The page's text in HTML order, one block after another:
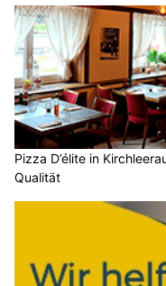
Pizza D’élite in
Qualität